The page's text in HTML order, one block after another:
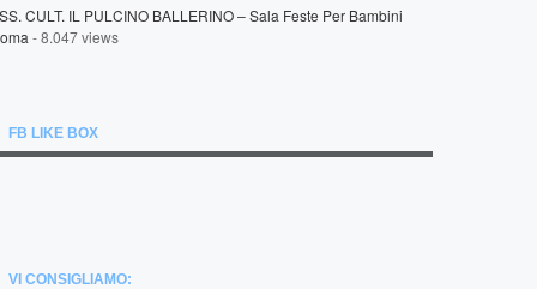
CULT. IL PULCINO BALLERINO – Sala Feste Per Bambini
- 8.047 views
FB LIKE BOX
VI CONSIGLIAMO: